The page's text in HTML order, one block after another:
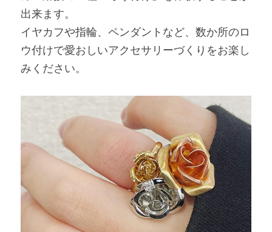
出来ます。
イヤカフや指輪、ペンダントなど、数か所のロ
ウ付けで愛おしいアクセサリーづくりをお楽し
みください。